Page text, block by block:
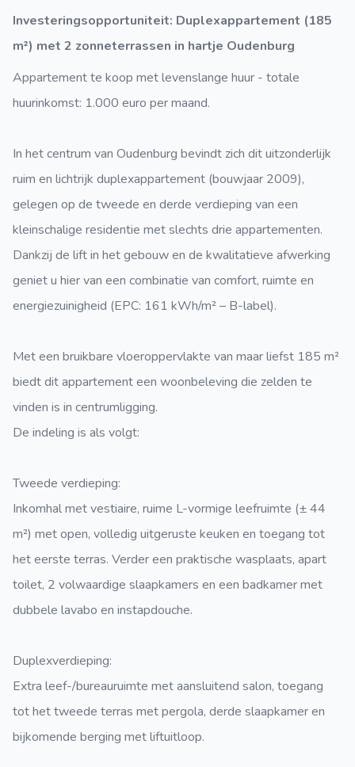
Investeringsopportuniteit: Duplexappartement (185
m²) met 2 zonneterrassen in hartje Oudenburg
Appartement te koop met levenslange huur - totale
huurinkomst: 1.000 euro per maand.
In het centrum van Oudenburg bevindt zich dit uitzonderlijk
ruim en lichtrijk duplexappartement (bouwjaar 2009),
gelegen op de tweede en derde verdieping van een
kleinschalige residentie met slechts drie appartementen.
Dankzij de lift in het gebouw en de kwalitatieve afwerking
geniet u hier van een combinatie van comfort, ruimte en
energiezuinigheid (EPC: 161 kWh/m² – B-label).
Met een bruikbare vloeroppervlakte van maar liefst 185 m²
biedt dit appartement een woonbeleving die zelden te
vinden is in centrumligging.
De indeling is als volgt:
Tweede verdieping:
Inkomhal met vestiaire, ruime L-vormige leefruimte (± 44
m²) met open, volledig uitgeruste keuken en toegang tot
het eerste terras. Verder een praktische wasplaats, apart
toilet, 2 volwaardige slaapkamers en een badkamer met
dubbele lavabo en instapdouche.
Duplexverdieping:
Extra leef-/bureauruimte met aansluitend salon, toegang
tot het tweede terras met pergola, derde slaapkamer en
bijkomende berging met liftuitloop.